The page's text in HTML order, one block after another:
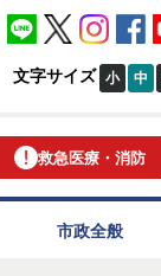
文字サイズ 小 中
救急医療・消防
市政全般